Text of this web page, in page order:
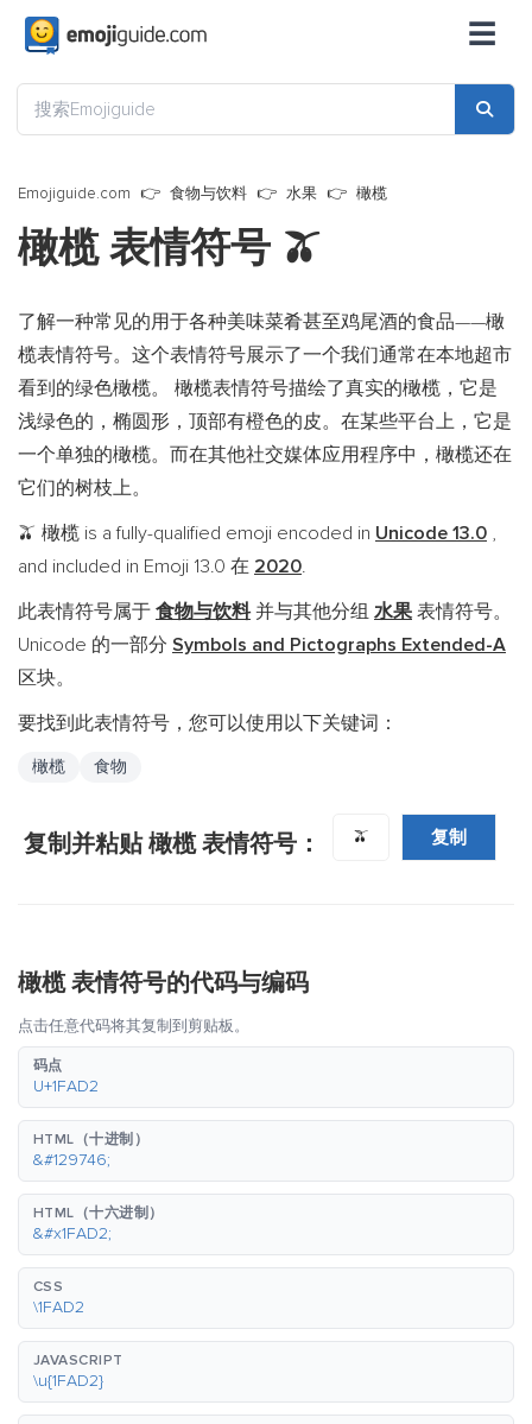
☰
Emojiguide.com 食物与饮料 水果 橄榄
橄榄 表情符号 🫒
了解一种常见的用于各种美味菜肴甚至鸡尾酒的食品——橄
榄表情符号。这个表情符号展示了一个我们通常在本地超市
看到的绿色橄榄。 橄榄表情符号描绘了真实的橄榄，它是
浅绿色的，椭圆形，顶部有橙色的皮。在某些平台上，它是
一个单独的橄榄。而在其他社交媒体应用程序中，橄榄还在
它们的树枝上。
🫒 橄榄 is a fully-qualified emoji encoded in Unicode 13.0 ,
and included in Emoji 13.0 在 2020.
此表情符号属于 食物与饮料并与其他分组 水果 表情符号。
Unicode 的一部分 Symbols and Pictographs Extended-A
区块。
要找到此表情符号，您可以使用以下关键词：
橄榄 食物
复制并粘贴 橄榄 表情符号： 🫒 复制
橄榄 表情符号的代码与编码
点击任意代码将其复制到剪贴板。
码点
U+1FAD2
HTML（十进制）
&#129746;
HTML（十六进制）
&#x1FAD2;
CSS
\1FAD2
JAVASCRIPT
\u{1FAD2}